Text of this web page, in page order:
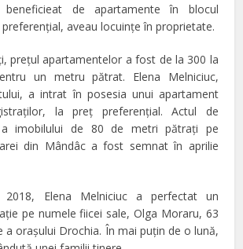
de apartamente în blocul
aveau locuinţe în proprietate.
preţul apartamentelor a fost de la 300 la
un metru pătrat. Elena Melniciuc,
a intrat în posesia unui apartament
la preţ preferenţial. Actul de
a imobilului de 80 de metri pătraţi pe
din Mândâc a fost semnat în aprilie
Elena Melniciuc a perfectat un
pe numele fiicei sale, Olga Moraru, 63
a oraşului Drochia. În mai puţin de o lună,